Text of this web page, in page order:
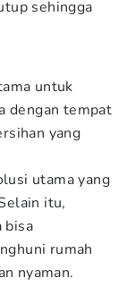
sehingga
untuk
dengan tempat
yang
utama yang
itu,
bisa
rumah
nyaman.